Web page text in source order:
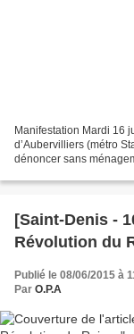
Manifestation Mardi 16
d’Aubervilliers (métro
dénoncer sans
[Saint-Denis -
Révolution du
Publié le 08/06/2015 à
Par O.P.A